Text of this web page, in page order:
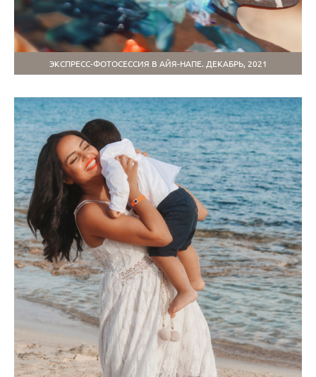
ЭКСПРЕСС-ФОТОСЕССИЯ В АЙЯ-НАПЕ. ДЕКАБРЬ, 2021